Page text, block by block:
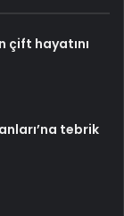
çift hayatını
tebrik